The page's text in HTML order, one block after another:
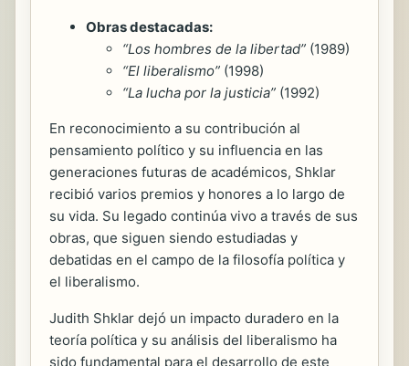
Obras destacadas:
“Los hombres de la libertad” (1989)
“El liberalismo” (1998)
“La lucha por la justicia” (1992)
En reconocimiento a su contribución al
pensamiento político y su influencia en las
generaciones futuras de académicos, Shklar
recibió varios premios y honores a lo largo de
su vida. Su legado continúa vivo a través de sus
obras, que siguen siendo estudiadas y
debatidas en el campo de la filosofía política y
el liberalismo.
Judith Shklar dejó un impacto duradero en la
teoría política y su análisis del liberalismo ha
sido fundamental para el desarrollo de este